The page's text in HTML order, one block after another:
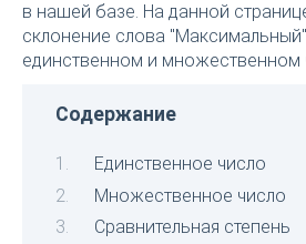
в нашей базе. На данной
склонение слова
единственном и множественном
Содержание
Единственное число
Множественное число
Сравнительная степень